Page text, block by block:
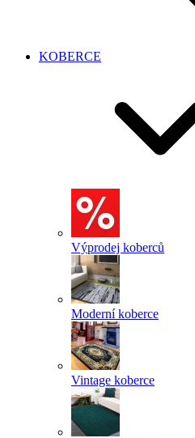
KOBERCE
Výprodej koberců
Moderní koberce
Vintage koberce